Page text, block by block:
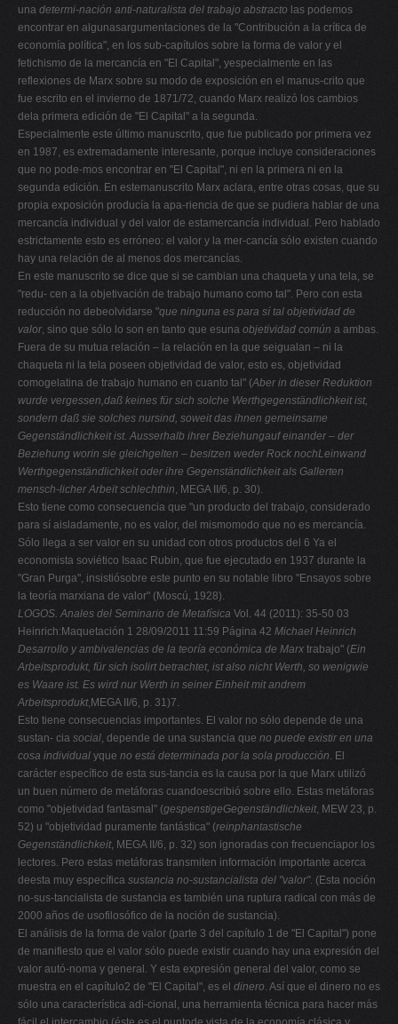
una determi-nación anti-naturalista del trabajo abstracto las podemos
encontrar en algunasargumentaciones de la "Contribución a la crítica de
economía política", en los sub-capítulos sobre la forma de valor y el
fetichismo de la mercancía en "El Capital", yespecialmente en las
reflexiones de Marx sobre su modo de exposición en el manus-crito que
fue escrito en el invierno de 1871/72, cuando Marx realizó los cambios
dela primera edición de "El Capital" a la segunda.
Especialmente este último manuscrito, que fue publicado por primera vez
en 1987, es extremadamente interesante, porque incluye consideraciones
que no pode-mos encontrar en "El Capital", ni en la primera ni en la
segunda edición. En estemanuscrito Marx aclara, entre otras cosas, que su
propia exposición producía la apa-riencia de que se pudiera hablar de una
mercancía individual y del valor de estamercancía individual. Pero hablado
estrictamente esto es erróneo: el valor y la mer-cancía sólo existen cuando
hay una relación de al menos dos mercancías.
En este manuscrito se dice que si se cambian una chaqueta y una tela, se
"redu- cen a la objetivación de trabajo humano como tal". Pero con esta
reducción no debeolvidarse "que ninguna es para sí tal objetividad de
valor, sino que sólo lo son en tanto que esuna objetividad común a ambas.
Fuera de su mutua relación – la relación en la que seigualan – ni la
chaqueta ni la tela poseen objetividad de valor, esto es, objetividad
comogelatina de trabajo humano en cuanto tal" (Aber in dieser Reduktion
wurde vergessen,daß keines für sich solche Werthgegenständlichkeit ist,
sondern daß sie solches nursind, soweit das ihnen gemeinsame
Gegenständlichkeit ist. Ausserhalb ihrer Beziehungauf einander ‒ der
Beziehung worin sie gleichgelten ‒ besitzen weder Rock nochLeinwand
Werthgegenständlichkeit oder ihre Gegenständlichkeit als Gallerten
mensch-licher Arbeit schlechthin, MEGA II/6, p. 30).
Esto tiene como consecuencia que "un producto del trabajo, considerado
para sí aisladamente, no es valor, del mismomodo que no es mercancía.
Sólo llega a ser valor en su unidad con otros productos del 6 Ya el
economista soviético Isaac Rubin, que fue ejecutado en 1937 durante la
"Gran Purga", insistiósobre este punto en su notable libro "Ensayos sobre
la teoría marxiana de valor" (Moscú, 1928).
LOGOS. Anales del Seminario de Metafísica Vol. 44 (2011): 35-50 03
Heinrich:Maquetación 1 28/09/2011 11:59 Página 42 Michael Heinrich
Desarrollo y ambivalencias de la teoría económica de Marx trabajo" (Ein
Arbeitsprodukt, für sich isolirt betrachtet, ist also nicht Werth, so wenigwie
es Waare ist. Es wird nur Werth in seiner Einheit mit andrem
Arbeitsprodukt,MEGA II/6, p. 31)7.
Esto tiene consecuencias importantes. El valor no sólo depende de una
sustan- cia social, depende de una sustancia que no puede existir en una
cosa individual yque no está determinada por la sola producción. El
carácter específico de esta sus-tancia es la causa por la que Marx utilizó
un buen número de metáforas cuandoescribió sobre ello. Estas metáforas
como "objetividad fantasmal" (gespenstigeGegenständlichkeit, MEW 23, p.
52) u "objetividad puramente fantástica" (reinphantastische
Gegenständlichkeit, MEGA II/6, p. 32) son ignoradas con frecuenciapor los
lectores. Pero estas metáforas transmiten información importante acerca
deesta muy específica sustancia no-sustancialista del "valor". (Esta noción
no-sus-tancialista de sustancia es también una ruptura radical con más de
2000 años de usofilosófico de la noción de sustancia).
El análisis de la forma de valor (parte 3 del capítulo 1 de "El Capital") pone
de manifiesto que el valor sólo puede existir cuando hay una expresión del
valor autó-noma y general. Y esta expresión general del valor, como se
muestra en el capítulo2 de "El Capital", es el dinero. Así que el dinero no es
sólo una característica adi-cional, una herramienta técnica para hacer más